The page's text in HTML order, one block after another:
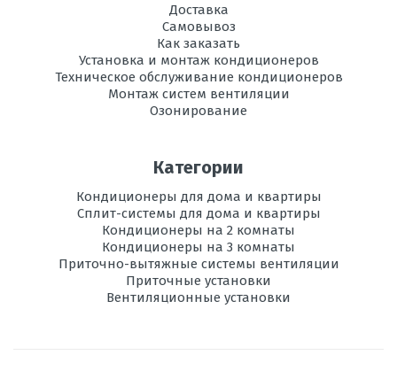
Доставка
Самовывоз
Как заказать
Установка и монтаж кондиционеров
Техническое обслуживание кондиционеров
Монтаж систем вентиляции
Озонирование
Категории
Кондиционеры для дома и квартиры
Сплит-системы для дома и квартиры
Кондиционеры на 2 комнаты
Кондиционеры на 3 комнаты
Приточно-вытяжные системы вентиляции
Приточные установки
Вентиляционные установки